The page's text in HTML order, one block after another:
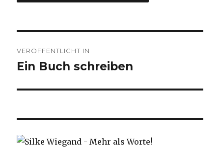
Beitragsnavigation
VERÖFFENTLICHT IN
Ein Buch schreiben